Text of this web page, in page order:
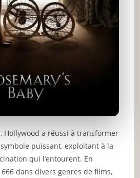
Hollywood a réussi à transformer
puissant, exploitant à la
qui l’entourent. En
dans divers genres de films,